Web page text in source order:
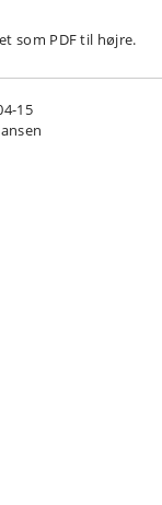
som PDF til højre.
15